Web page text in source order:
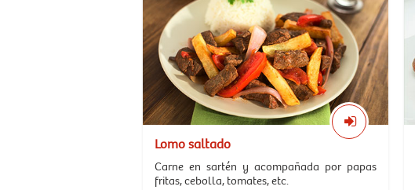
Lomo saltado
Carne en sartén y acompañada por papas
fritas, cebolla, tomates, etc.